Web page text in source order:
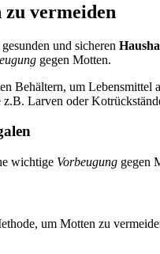
vermeiden
und sicheren
gegen Motten.
Behältern, um
Larven oder
wichtige Vorbeugung gegen
um Motten zu